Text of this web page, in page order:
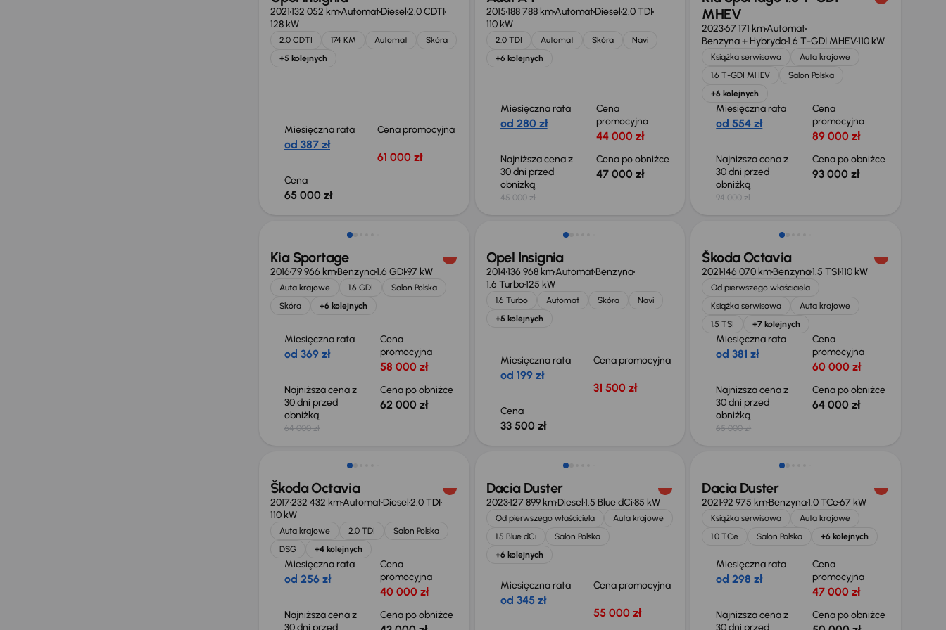
2021132 052 kmAutomatDiesel2.0 CDTI
128 kW
2.0 CDTI 174 KM Automat
Skóra
+5 kolejnych
Miesięczna rata
od 387 zł
Cena promocyjna
61 000 zł
Cena
65 000 zł
2015188 788 kmAutomatDiesel2.0 TDI
110 kW
2.0 TDI Automat Skóra
Navi
+6 kolejnych
Miesięczna rata
od 280 zł
Cena
promocyjna
44 000 zł
Najniższa cena z
30 dni przed
obniżką
45 000 zł
Cena po obniżce
47 000 zł
MHEV
202367 171 kmAutomat
Benzyna + Hybryda1.6 T-GDI MHEV110 kW
Książka serwisowa
Auta krajowe
1.6 T-GDI MHEV
Salon Polska
+6 kolejnych
Miesięczna rata
od 554 zł
Cena
promocyjna
89 000 zł
Najniższa cena z
30 dni przed
obniżką
94 000 zł
Cena po obniżce
93 000 zł
Taniej o 2 000 zł
Kia Sportage
201679 966 kmBenzyna1.6 GDI97 kW
Auta krajowe 1.6 GDI
Salon Polska
Skóra
+6 kolejnych
Miesięczna rata
od 369 zł
Cena
promocyjna
58 000 zł
Najniższa cena z
30 dni przed
obniżką
64 000 zł
Cena po obniżce
62 000 zł
Opel Insignia
2014136 968 kmAutomatBenzyna
1.6 Turbo125 kW
1.6 Turbo Automat Skóra
Navi
+5 kolejnych
Miesięczna rata
od 199 zł
Cena promocyjna
31 500 zł
Cena
33 500 zł
Taniej o 1 000 zł
Škoda Octavia
2021146 070 kmBenzyna1.5 TSI110 kW
Od pierwszego właściciela
Książka serwisowa
Auta krajowe
1.5 TSI
+7 kolejnych
Miesięczna rata
od 381 zł
Cena
promocyjna
60 000 zł
Najniższa cena z
30 dni przed
obniżką
65 000 zł
Cena po obniżce
64 000 zł
Taniej o 1 500 zł
Škoda Octavia
2017232 432 kmAutomatDiesel2.0 TDI
110 kW
Auta krajowe 2.0 TDI
Salon Polska
DSG
+4 kolejnych
Miesięczna rata
od 256 zł
Cena
promocyjna
40 000 zł
Najniższa cena z
30 dni przed
Cena po obniżce
Możliwość odliczenia VAT
Dacia Duster
2023127 899 kmDiesel1.5 Blue dCi85 kW
Od pierwszego właściciela
Auta krajowe
1.5 Blue dCi
Salon Polska
+6 kolejnych
Miesięczna rata
od 345 zł
Cena promocyjna
55 000 zł
Taniej o 700 zł
Dacia Duster
202192 975 kmBenzyna1.0 TCe67 kW
Książka serwisowa
Auta krajowe
1.0 TCe
Salon Polska +6 kolejnych
Miesięczna rata
od 298 zł
Cena
promocyjna
47 000 zł
Najniższa cena z
30 dni przed
Cena po obniżce